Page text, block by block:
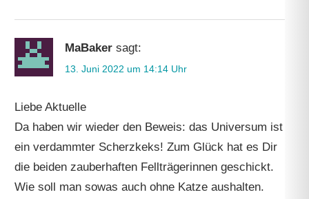
MaBaker sagt:
13. Juni 2022 um 14:14 Uhr
Liebe Aktuelle
Da haben wir wieder den Beweis: das Universum ist
ein verdammter Scherzkeks! Zum Glück hat es Dir
die beiden zauberhaften Fellträgerinnen geschickt.
Wie soll man sowas auch ohne Katze aushalten.